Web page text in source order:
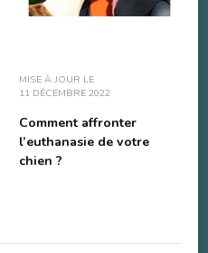
MISE À JOUR LE
11 DÉCEMBRE 2022
Comment affronter
l’euthanasie de votre
chien ?